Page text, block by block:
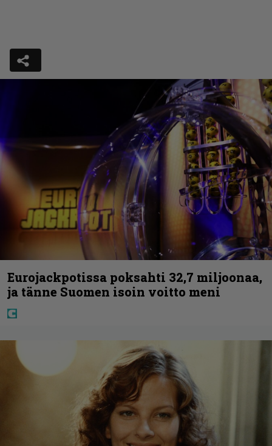
Eurojackpotissa poksahti 32,7 miljoonaa,
ja tänne Suomen isoin voitto meni